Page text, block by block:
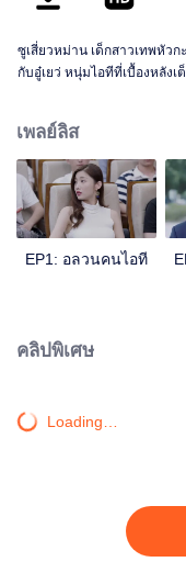
ซูเสี่ยวหม่าน เด็กสาวเทพหัว
กับอู๋เยว่ หนุ่มไอทีที่เบื้องหลังเต็มไปด้
ๆ เป็นเพื่อนร่วมงานเขาอีกเรื่
ทิศทางไหน โปรดรอติดตามช
เพลย์ลิส
EP1: อลวนคนไอที
คลิปพิเศษ
Loading…